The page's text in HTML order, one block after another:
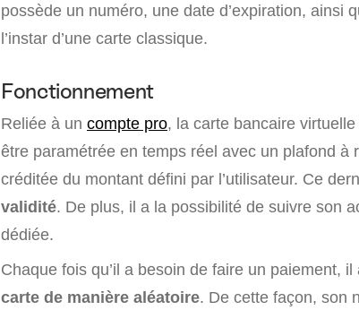
possède un numéro, une date d’expiration, ainsi
l’instar d’une carte classique.
Fonctionnement
Reliée à un compte pro, la carte bancaire
être paramétrée en temps réel avec un plafond à
créditée du montant défini par l’utilisateur. Ce
validité. De plus, il a la possibilité de suivre son
dédiée.
Chaque fois qu’il a besoin de faire un paiement,
carte de manière aléatoire. De cette façon, son